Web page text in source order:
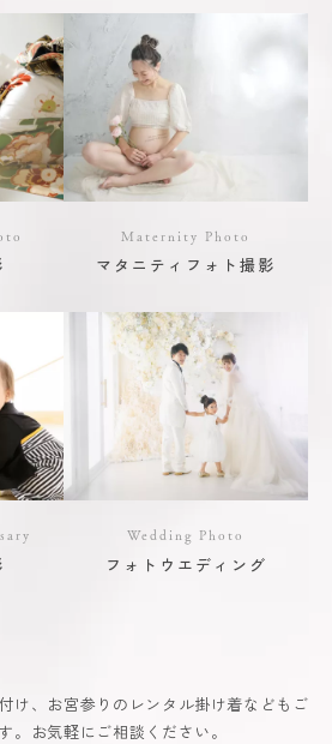
Maternity Photo
マタニティフォト撮影
Wedding Photo
フォトウエディング
け、お宮参りのレンタル掛け着などもご
。お気軽にご相談ください。